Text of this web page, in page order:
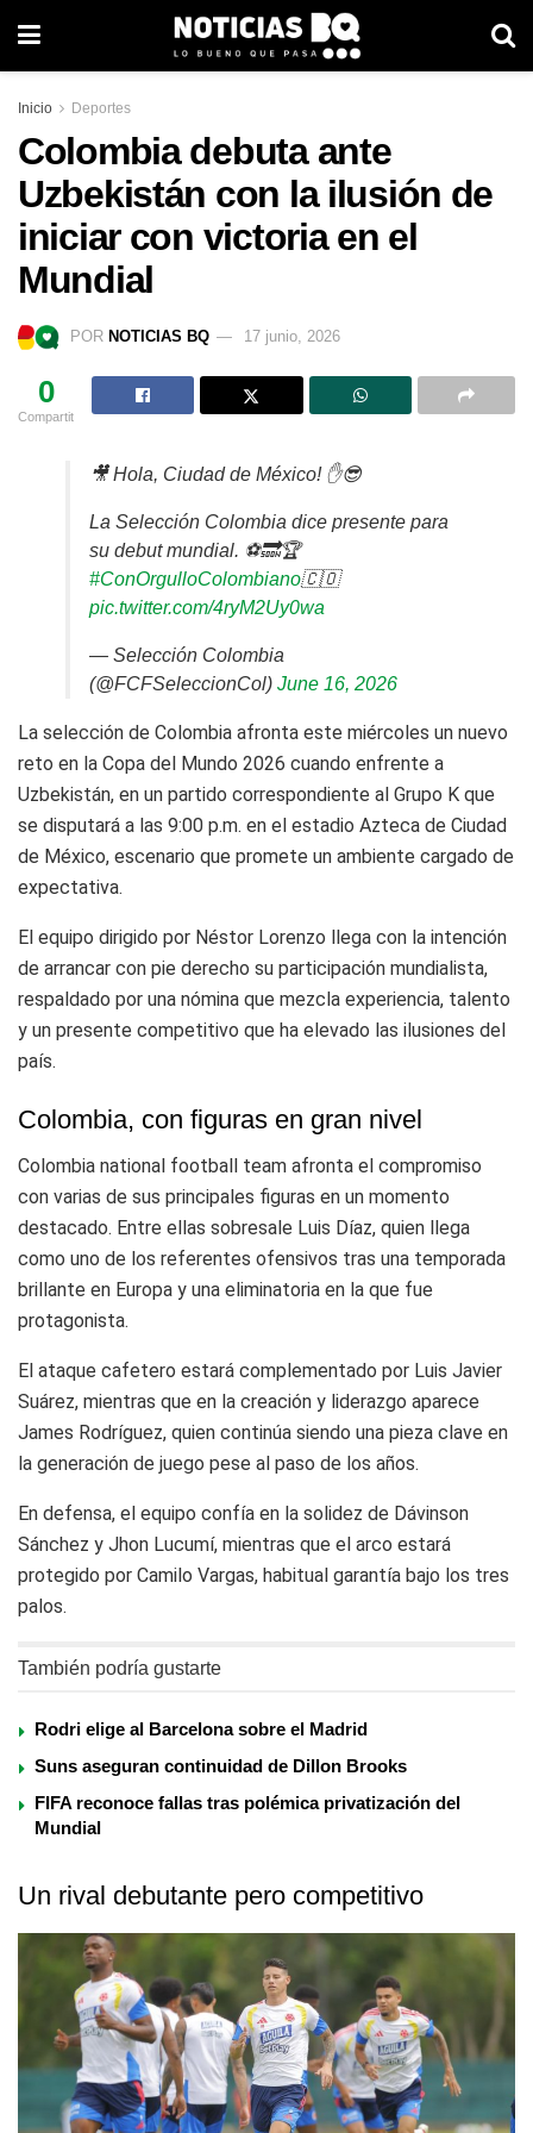
Inicio Deportes
Colombia debuta ante
Uzbekistán con la ilusión de
iniciar con victoria en el
Mundial
POR NOTICIAS BQ 17 junio, 2026
0
Compartit
🎥 Hola, Ciudad de México! ✋😎
La Selección Colombia dice presente para
su debut mundial. ⚽🔜🏆
#ConOrgulloColombiano🇨🇴
pic.twitter.com/4ryM2Uy0wa
— Selección Colombia
(@FCFSeleccionCol) June 16, 2026
La selección de Colombia afronta este miércoles un nuevo
reto en la Copa del Mundo 2026 cuando enfrente a
Uzbekistán, en un partido correspondiente al Grupo K que
se disputará a las 9:00 p.m. en el estadio Azteca de Ciudad
de México, escenario que promete un ambiente cargado de
expectativa.
El equipo dirigido por Néstor Lorenzo llega con la intención
de arrancar con pie derecho su participación mundialista,
respaldado por una nómina que mezcla experiencia, talento
y un presente competitivo que ha elevado las ilusiones del
país.
Colombia, con figuras en gran nivel
Colombia national football team afronta el compromiso
con varias de sus principales figuras en un momento
destacado. Entre ellas sobresale Luis Díaz, quien llega
como uno de los referentes ofensivos tras una temporada
brillante en Europa y una eliminatoria en la que fue
protagonista.
El ataque cafetero estará complementado por Luis Javier
Suárez, mientras que en la creación y liderazgo aparece
James Rodríguez, quien continúa siendo una pieza clave en
la generación de juego pese al paso de los años.
En defensa, el equipo confía en la solidez de Dávinson
Sánchez y Jhon Lucumí, mientras que el arco estará
protegido por Camilo Vargas, habitual garantía bajo los tres
palos.
También podría gustarte
Rodri elige al Barcelona sobre el Madrid
Suns aseguran continuidad de Dillon Brooks
FIFA reconoce fallas tras polémica privatización del
Mundial
Un rival debutante pero competitivo